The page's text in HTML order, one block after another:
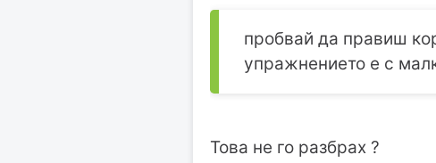
пробвай да правиш
упражнението е с
Това не го разбрах ?